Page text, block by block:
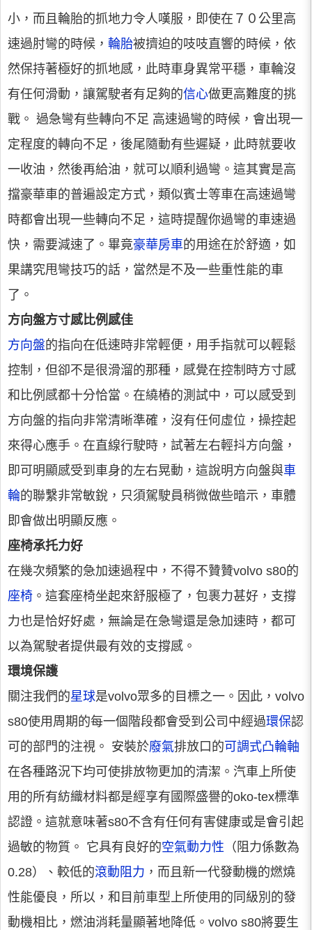
小，而且輪胎的抓地力令人嘆服，即使在７０公里高
速過肘彎的時候， 輪胎被擠迫的吱吱直響的時候，依
然保持著極好的抓地感，此時車身異常平穩，車輪沒
有任何滑動，讓駕駛者有足夠的信心做更高難度的挑
戰。 過急彎有些轉向不足 高速過彎的時候，會出現一
定程度的轉向不足，後尾隨動有些遲疑，此時就要收
一收油，然後再給油，就可以順利過彎。這其實是高
擋豪華車的普遍設定方式，類似賓士等車在高速過彎
時都會出現一些轉向不足，這時提醒你過彎的車速過
快，需要減速了。畢竟豪華房車的用途在於舒適，如
果講究甩彎技巧的話，當然是不及一些重性能的車
了。
方向盤方寸感比例感佳
方向盤的指向在低速時非常輕便，用手指就可以輕鬆
控制，但卻不是很滑溜的那種，感覺在控制時方寸感
和比例感都十分恰當。在繞樁的測試中，可以感受到
方向盤的指向非常清晰準確，沒有任何虛位，操控起
來得心應手。在直線行駛時，試著左右輕抖方向盤，
即可明顯感受到車身的左右晃動，這說明方向盤與車
輪的聯繫非常敏銳，只須駕駛員稍微做些暗示，車體
即會做出明顯反應。
座椅承托力好
在幾次頻繁的急加速過程中，不得不贊贊volvo s80的
座椅 。這套座椅坐起來舒服極了，包裹力甚好，支撐
力也是恰好好處，無論是在急彎還是急加速時，都可
以為駕駛者提供最有效的支撐感。
環境保護
關注我們的星球是volvo眾多的目標之一。因此，volvo
s80使用周期的每一個階段都會受到公司中經過環保認
可的部門的注視。 安裝於廢氣排放口的可調式凸輪軸
在各種路況下均可使排放物更加的清潔。汽車上所使
用的所有紡織材料都是經享有國際盛譽的oko-tex標準
認證。這就意味著s80不含有任何有害健康或是會引起
過敏的物質。 它具有良好的空氣動力性 （阻力係數為
0.28）、較低的滾動阻力 ，而且新一代發動機的燃燒
性能優良，所以，和目前車型上所使用的同級別的發
動機相比，燃油消耗量顯著地降低。volvo s80將要生